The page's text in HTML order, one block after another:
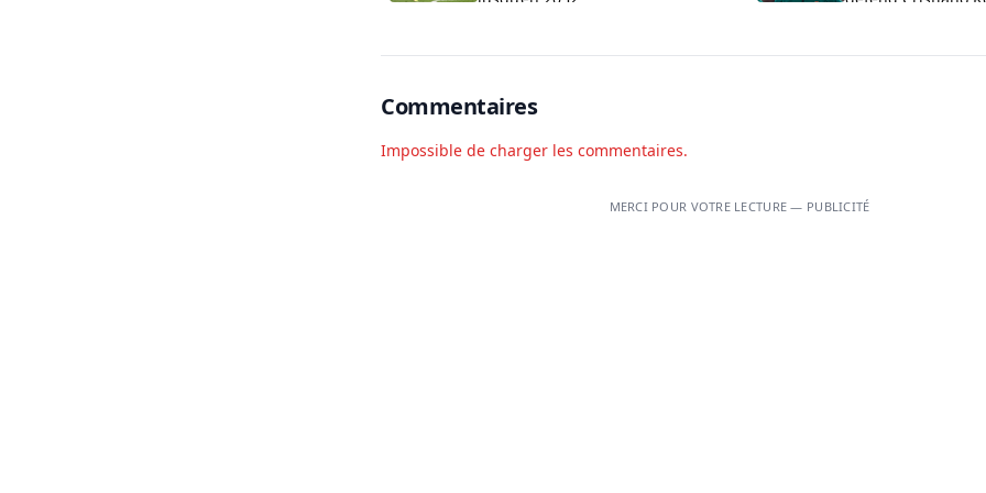
Commentaires
Impossible de charger les commentaires.
MERCI POUR VOTRE LECTURE — PUBLICITÉ